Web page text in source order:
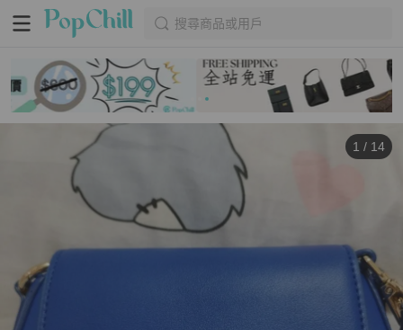
搜尋商品或用戶
1 / 14